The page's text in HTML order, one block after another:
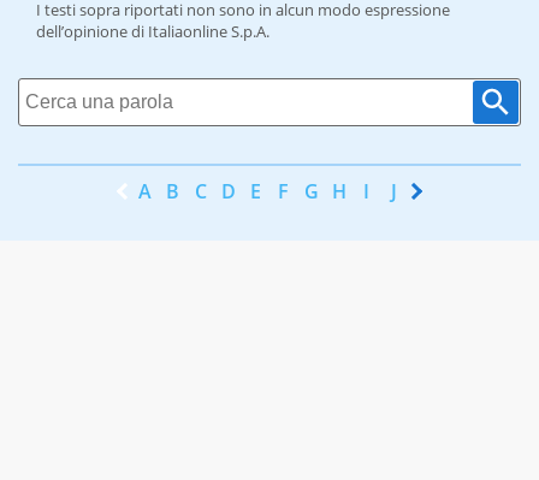
I testi sopra riportati non sono in alcun modo espressione
dell’opinione di Italiaonline S.p.A.
A B C D E F G H I J K